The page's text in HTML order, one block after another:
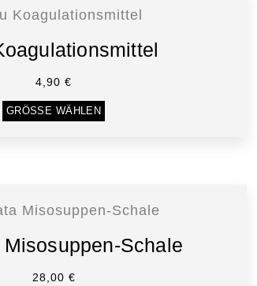
4,90 €
GRÖSSE WÄHLEN
Schale
28,00 €